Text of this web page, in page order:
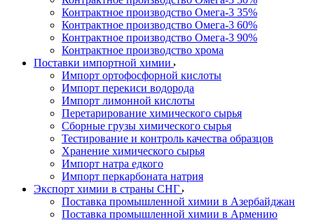
Контрактное производство Омега-3 35%
Контрактное производство Омега-3 60%
Контрактное производство Омега-3 90%
Контрактное производство хрома
Поставки импортной химии
Импорт ортофосфорной кислоты
Импорт перекиси водорода
Импорт лимонной кислоты
Перетарирование химического сырья
Сборные грузы химического сырья
Тестирование и контроль качества образцов
Хранение химического сырья
Импорт натра едкого
Импорт перкарбоната натрия
Экспорт химии в страны СНГ
Поставка промышленной химии в Азербайджан
Поставка промышленной химии в Армению